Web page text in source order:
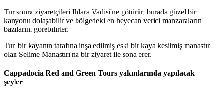
Tur sonra ziyaretçileri Ihlara Vadisi'ne götürür, burada güzel bir
kanyonu dolaşabilir ve bölgedeki en heyecan verici manzaraların
bazılarını görebilirler.
Tur, bir kayanın tarafına inşa edilmiş eski bir kaya kesilmiş manastır
olan Selime Manastırı'na bir ziyaret ile sona erer.
Cappadocia Red and Green Tours yakınlarında yapılacak
şeyler